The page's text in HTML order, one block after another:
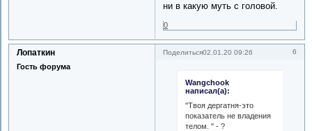
ни в какую муть с головой.
0
Поделиться 6
02.01.20 09:26
Лопаткин
Гость форума
Wangchook
написал(а):
"Твоя дергатня-это
показатель не владения
телом. " - ?